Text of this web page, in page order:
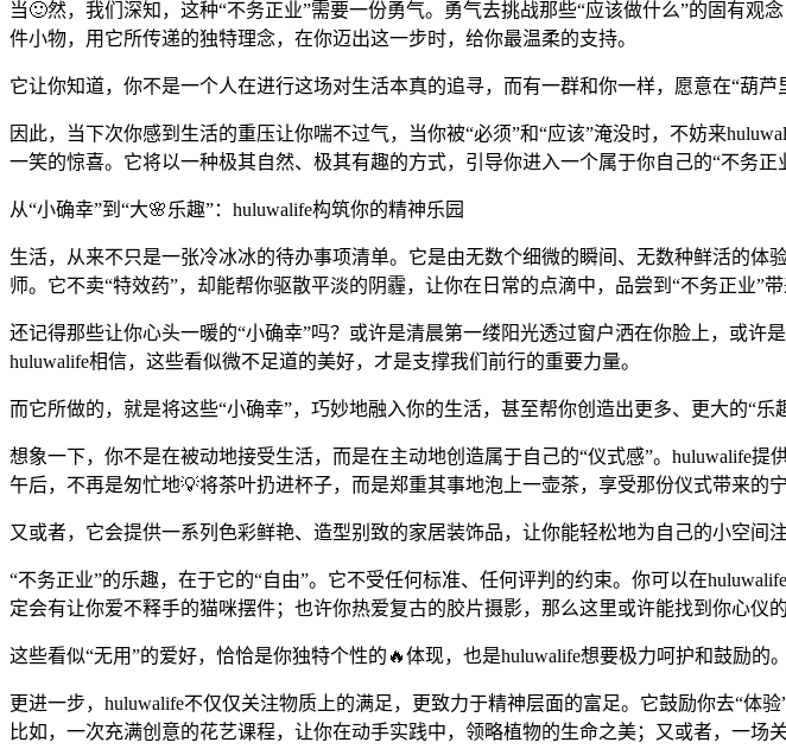
当🙂然，我们深知，这种“不务正业”需要一份勇气。勇气去挑战那些“应该做什么”的固有
件小物，用它所传递的独特理念，在你迈出这一步时，给你最温柔的支持。
它让你知道，你不是一个人在进行这场对生活本真的追寻，而有一群和你一样，愿意在“葫芦
因此，当下次你感到生活的重压让你喘不过气，当你被“必须”和“应该”淹没时，不妨来
一笑的惊喜。它将以一种极其自然、极其有趣的方式，引导你进入一个属于你自己的“不务
从“小确幸”到“大🌸乐趣”：huluwalife构筑你的精神乐园
生活，从来不只是一张冷冰冰的待办事项清单。它是由无数个细微的瞬间、无数种鲜活的
师。它不卖“特效药”，却能帮你驱散平淡的阴霾，让你在日常的点滴中，品尝到“不务正业”带
还记得那些让你心头一暖的“小确幸”吗？或许是清晨第一缕阳光透过窗户洒在你脸上，或许
huluwalife相信，这些看似微不足道的美好，才是支撑我们前行的重要力量。
而它所做的，就是将这些“小确幸”，巧妙地融入你的生活，甚至帮你创造出更多、更大的“乐
想象一下，你不是在被动地接受生活，而是在主动地创造属于自己的“仪式感”。huluwalife
午后，不再是匆忙地💡将茶叶扔进杯子，而是郑重其事地泡上一壶茶，享受那份仪式带来的宁
又或者，它会提供一系列色彩鲜艳、造型别致的家居装饰品，让你能轻松地为自己的小空间
“不务正业”的乐趣，在于它的“自由”。它不受任何标准、任何评判的约束。你可以在
定会有让你爱不释手的猫咪摆件；也许你热爱复古的胶片摄影，那么这里或许能找到你心仪
这些看似“无用”的爱好，恰恰是你独特个性的🔥体现，也是huluwalife想要极力呵护和鼓励的。
更进一步，huluwalife不仅仅关注物质上的满足，更致力于精神层面的富足。它鼓励你去“体
比如，一次充满创意的花艺课程，让你在动手实践中，领略植物的生命之美；又或者，一场